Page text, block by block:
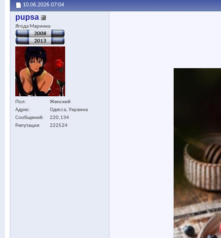
10.06.2026 07:04
pupsa
Ягода Маринка
Пол
Женский
Адрес
Одесса, Украина
Сообщений
220,134
Репутация
222524